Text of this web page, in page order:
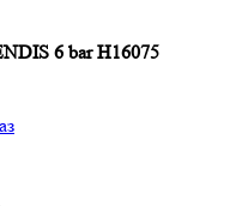
6 bar H16075